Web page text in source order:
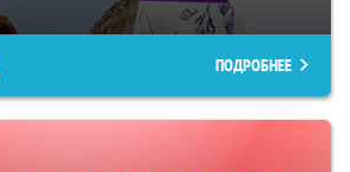
ПОДРОБНЕЕ